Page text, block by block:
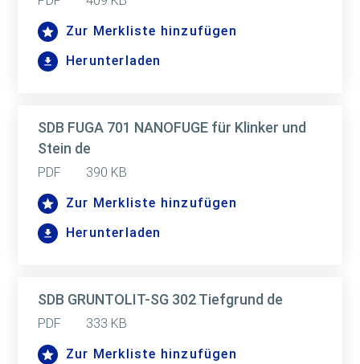
Zur Merkliste hinzufügen
Herunterladen
SDB FUGA 701 NANOFUGE für Klinker und
Stein de
PDF
390 KB
Zur Merkliste hinzufügen
Herunterladen
SDB GRUNTOLIT-SG 302 Tiefgrund de
PDF
333 KB
Zur Merkliste hinzufügen